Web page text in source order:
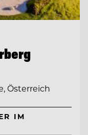
Österreich
IM